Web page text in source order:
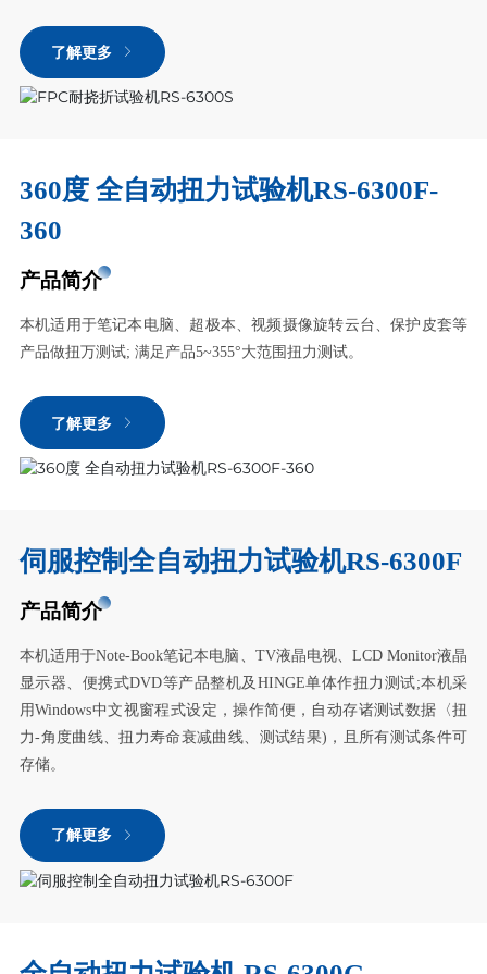
了解更多
360度 全自动扭力试验机RS-6300F-
360
产品简介
本机适用于笔记本电脑、超极本、视频摄像旋转云台、保护皮套等
产品做扭万测试; 满足产品5~355°大范围扭力测试。
了解更多
伺服控制全自动扭力试验机RS-6300F
产品简介
本机适用于Note-Book笔记本电脑、TV液晶电视、LCD Monitor液晶
显示器、便携式DVD等产品整机及HINGE单体作扭力测试;本机采
用Windows中文视窗程式设定，操作简便，自动存诸测试数据〈扭
力-角度曲线、扭力寿命衰减曲线、测试结果)，且所有测试条件可
存储。
了解更多